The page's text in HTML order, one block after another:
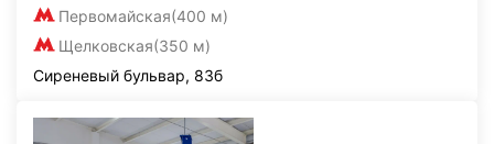
Первомайская(400 м)
Щелковская(350 м)
Сиреневый бульвар, 83б